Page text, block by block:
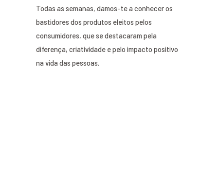
Todas as semanas, damos-te a conhecer os
bastidores dos produtos eleitos pelos
consumidores, que se destacaram pela
diferença, criatividade e pelo impacto positivo
na vida das pessoas.